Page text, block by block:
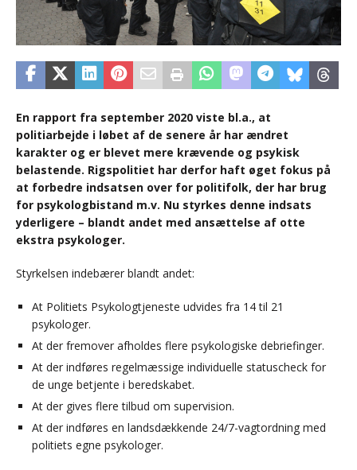
En rapport fra september 2020 viste bl.a., at
politiarbejde i løbet af de senere år har ændret
karakter og er blevet mere krævende og psykisk
belastende. Rigspolitiet har derfor haft øget fokus på
at forbedre indsatsen over for politifolk, der har brug
for psykologbistand m.v. Nu styrkes denne indsats
yderligere – blandt andet med ansættelse af otte
ekstra psykologer.
Styrkelsen indebærer blandt andet:
At Politiets Psykologtjeneste udvides fra 14 til 21
psykologer.
At der fremover afholdes flere psykologiske debriefinger.
At der indføres regelmæssige individuelle statuscheck for
de unge betjente i beredskabet.
At der gives flere tilbud om supervision.
At der indføres en landsdækkende 24/7-vagtordning med
politiets egne psykologer.